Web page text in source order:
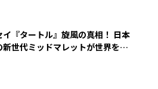
イ『タートル』旋風の真相！ 日本
新世代ミッドマレットが世界を席